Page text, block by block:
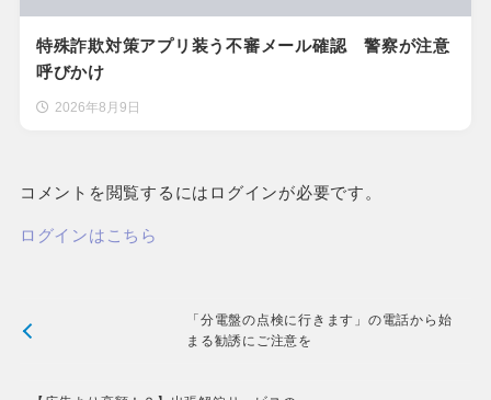
特殊詐欺対策アプリ装う不審メール確認 警察が注意
呼びかけ
2026年8月9日
コメントを閲覧するにはログインが必要です。
ログインはこちら
「分電盤の点検に行きます」の電話から始
まる勧誘にご注意を